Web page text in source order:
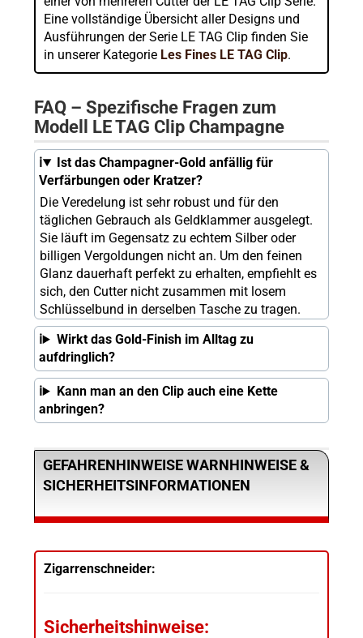
Eine vollständige Übersicht aller Designs und
Ausführungen der Serie LE TAG Clip finden Sie
in unserer Kategorie Les Fines LE TAG Clip.
FAQ – Spezifische Fragen zum
Modell LE TAG Clip Champagne
Ist das Champagner-Gold anfällig für
Verfärbungen oder Kratzer?
Die Veredelung ist sehr robust und für den
täglichen Gebrauch als Geldklammer ausgelegt.
Sie läuft im Gegensatz zu echtem Silber oder
billigen Vergoldungen nicht an. Um den feinen
Glanz dauerhaft perfekt zu erhalten, empfiehlt es
sich, den Cutter nicht zusammen mit losem
Schlüsselbund in derselben Tasche zu tragen.
Wirkt das Gold-Finish im Alltag zu
aufdringlich?
Kann man an den Clip auch eine Kette
anbringen?
GEFAHRENHINWEISE WARNHINWEISE &
SICHERHEITSINFORMATIONEN
Zigarrenschneider:
Sicherheitshinweise: